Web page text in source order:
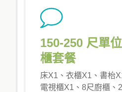
150-250 尺單
櫃套餐
床X1、衣櫃X1、書枱
電視櫃X1、8尺廚櫃、